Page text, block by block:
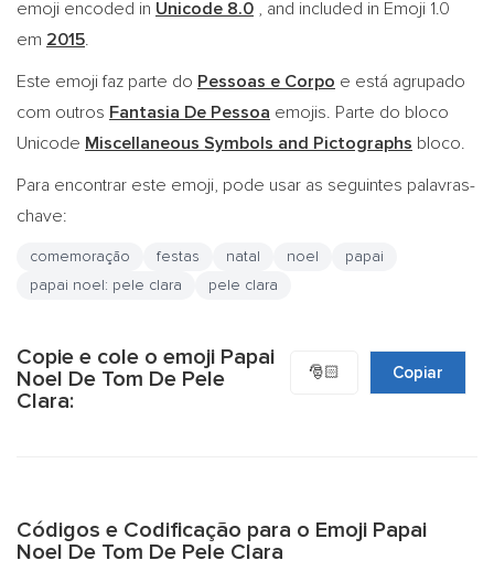
emoji encoded in Unicode 8.0 , and included in Emoji 1.0
em 2015.
Este emoji faz parte do Pessoas e Corpo e está agrupado
com outros Fantasia De Pessoa emojis. Parte do bloco
Unicode Miscellaneous Symbols and Pictographs bloco.
Para encontrar este emoji, pode usar as seguintes palavras-
chave:
comemoração festas natal noel
papai
papai noel: pele clara
pele clara
Copie e cole o emoji Papai
Noel De Tom De Pele
Clara:
🎅🏻 Copiar
Códigos e Codificação para o Emoji Papai
Noel De Tom De Pele Clara